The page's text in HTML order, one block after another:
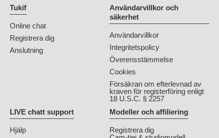
Tukif
Online chat
Registrera dig
Anslutning
Användarvillkor och
säkerhet
Användarvillkor
Integritetspolicy
Överensstämmelse
Cookies
Försäkran om efterlevnad av
kraven för registerföring enligt
18 U.S.C. § 2257
LIVE chatt support
Hjälp
Modeller och affiliering
Registrera dig